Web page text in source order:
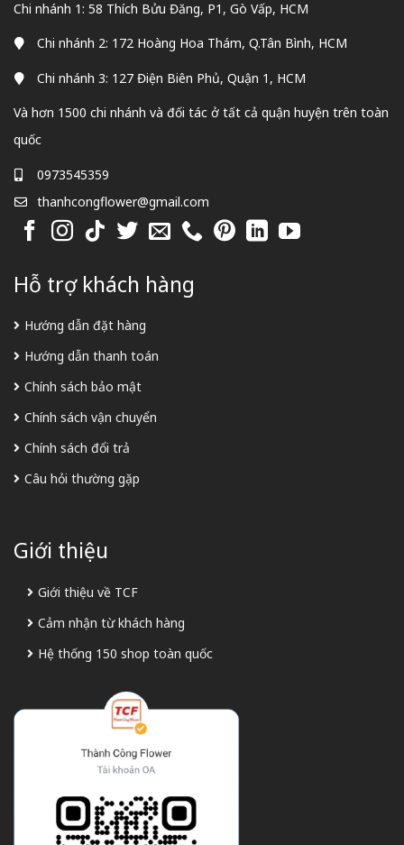
Chi nhánh 1: 58 Thích Bửu Đăng, P1, Gò Vấp, HCM
Chi nhánh 2: 172 Hoàng Hoa Thám, Q.Tân Bình, HCM
Chi nhánh 3: 127 Điện Biên Phủ, Quận 1, HCM
Và hơn 1500 chi nhánh và đối tác ở tất cả quận huyện trên toàn
quốc
0973545359
thanhcongflower@gmail.com
Hỗ trợ khách hàng
Hướng dẫn đặt hàng
Hướng dẫn thanh toán
Chính sách bảo mật
Chính sách vận chuyển
Chính sách đổi trả
Câu hỏi thường gặp
Giới thiệu
Giới thiệu về TCF
Cảm nhận từ khách hàng
Hệ thống 150 shop toàn quốc